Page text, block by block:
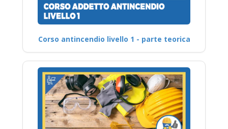
Corso antincendio livello 1 - parte teorica